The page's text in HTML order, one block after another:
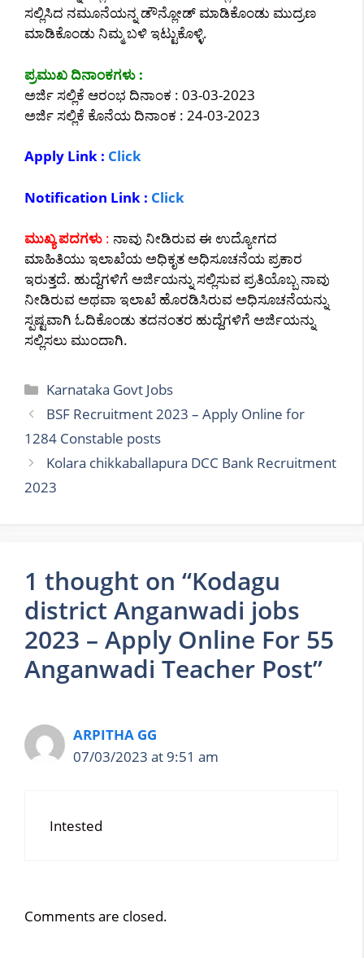
ಸಲ್ಲಿಸಿದ ನಮೂನೆಯನ್ನ ಡೌನ್ಲೋಡ್ ಮಾಡಿಕೊಂಡು ಮುದ್ರಣ
ಮಾಡಿಕೊಂಡು ನಿಮ್ಮ ಬಳಿ ಇಟ್ಟುಕೊಳ್ಳಿ.
ಪ್ರಮುಖ ದಿನಾಂಕಗಳು :
ಅರ್ಜಿ ಸಲ್ಲಿಕೆ ಆರಂಭ ದಿನಾಂಕ : 03-03-2023
ಅರ್ಜಿ ಸಲ್ಲಿಕೆ ಕೊನೆಯ ದಿನಾಂಕ : 24-03-2023
Apply Link : Click
Notification Link : Click
ಮುಖ್ಯ ಪದಗಳು : ನಾವು ನೀಡಿರುವ ಈ ಉದ್ಯೋಗದ
ಮಾಹಿತಿಯು ಇಲಾಖೆಯ ಅಧಿಕೃತ ಅಧಿಸೂಚನೆಯ ಪ್ರಕಾರ
ಇರುತ್ತದೆ. ಹುದ್ದೆಗಳಿಗೆ ಅರ್ಜಿಯನ್ನು ಸಲ್ಲಿಸುವ ಪ್ರತಿಯೊಬ್ಬ ನಾವು
ನೀಡಿರುವ ಅಥವಾ ಇಲಾಖೆ ಹೊರಡಿಸಿರುವ ಅಧಿಸೂಚನೆಯನ್ನು
ಸ್ಪಷ್ಟವಾಗಿ ಓದಿಕೊಂಡು ತದನಂತರ ಹುದ್ದೆಗಳಿಗೆ ಅರ್ಜಿಯನ್ನು
ಸಲ್ಲಿಸಲು ಮುಂದಾಗಿ.
Categories
Karnataka Govt Jobs
BSF Recruitment 2023 – Apply Online for
1284 Constable posts
Kolara chikkaballapura DCC Bank Recruitment
2023
1 thought on “Kodagu
district Anganwadi jobs
2023 – Apply Online For 55
Anganwadi Teacher Post”
ARPITHA GG
07/03/2023 at 9:51 am
Intested
Comments are closed.